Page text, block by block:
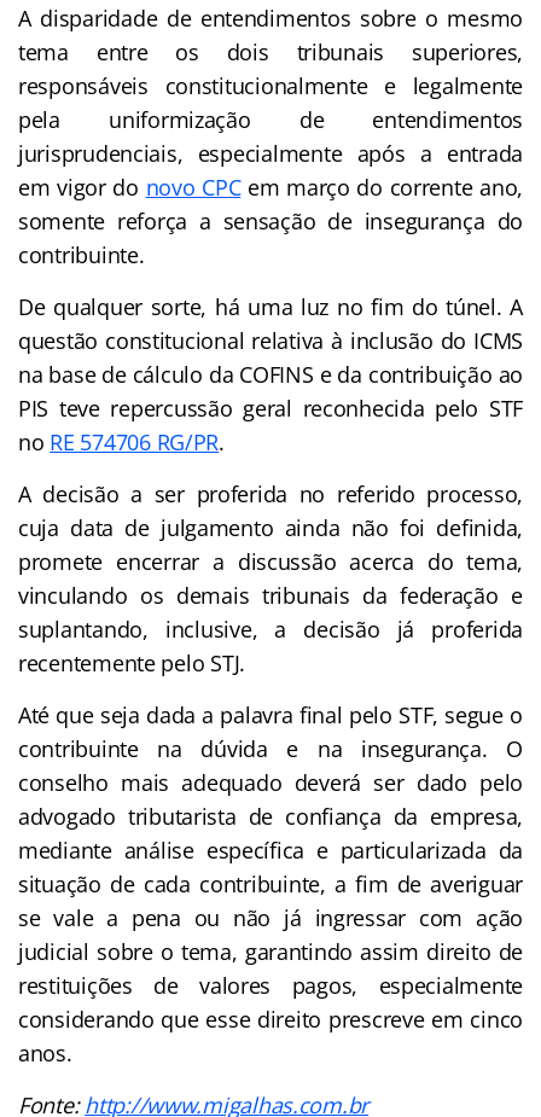
A disparidade de entendimentos sobre o mesmo
tema entre os dois tribunais superiores,
responsáveis constitucionalmente e legalmente
pela uniformização de entendimentos
jurisprudenciais, especialmente após a entrada
em vigor do novo CPCem março do corrente ano,
somente reforça a sensação de insegurança do
contribuinte.
De qualquer sorte, há uma luz no fim do túnel. A
questão constitucional relativa à inclusão do ICMS
na base de cálculo da COFINS e da contribuição ao
PIS teve repercussão geral reconhecida pelo STF
no RE 574706 RG/PR.
A decisão a ser proferida no referido processo,
cuja data de julgamento ainda não foi definida,
promete encerrar a discussão acerca do tema,
vinculando os demais tribunais da federação e
suplantando, inclusive, a decisão já proferida
recentemente pelo STJ.
Até que seja dada a palavra final pelo STF, segue o
contribuinte na dúvida e na insegurança. O
conselho mais adequado deverá ser dado pelo
advogado tributarista de confiança da empresa,
mediante análise específica e particularizada da
situação de cada contribuinte, a fim de averiguar
se vale a pena ou não já ingressar com ação
judicial sobre o tema, garantindo assim direito de
restituições de valores pagos, especialmente
considerando que esse direito prescreve em cinco
anos.
Fonte:http://www.migalhas.com.br